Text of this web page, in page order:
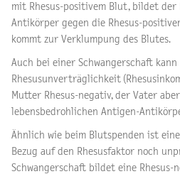
mit Rhesus-positivem Blut, bildet der
Antikörper gegen die Rhesus-
kommt zur Verklumpung des Blutes.
Auch bei einer Schwangerschaft kann
Rhesusunverträglichkeit
Mutter Rhesus-negativ, der Vater
lebensbedrohlichen Antigen-
Ähnlich wie beim Blutspenden ist
Bezug auf den Rhesusfaktor noch
Schwangerschaft bildet eine